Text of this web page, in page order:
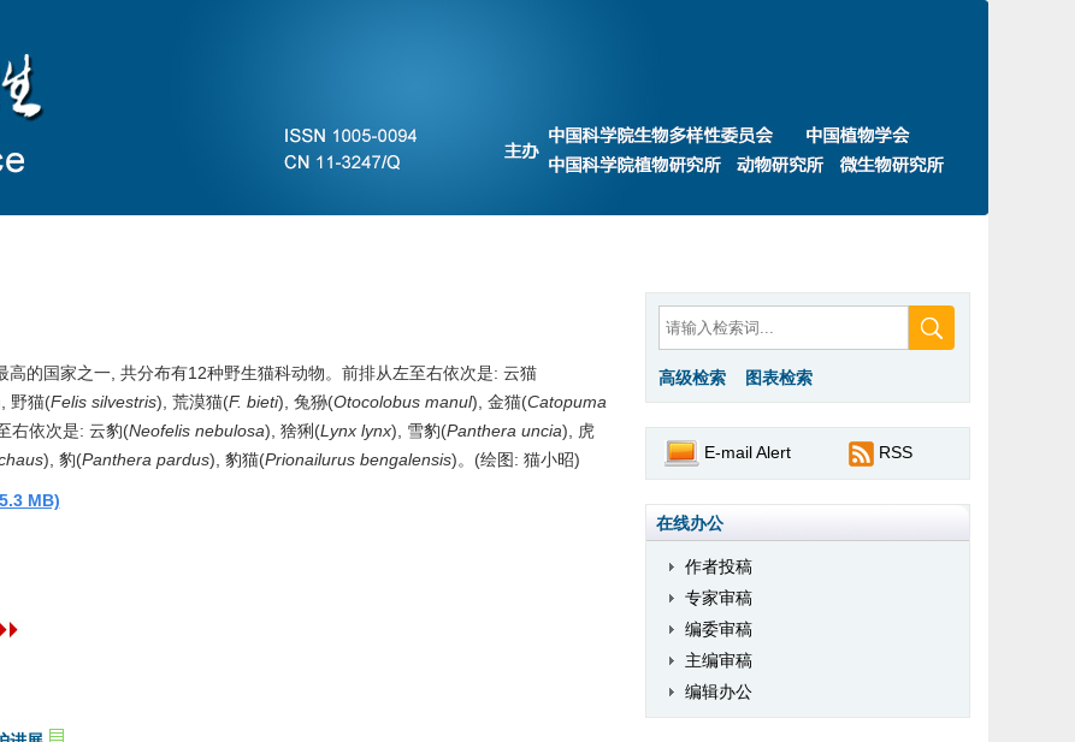
高的国家之一, 共分布有12种野生猫科动物。前排从左至右依次是: 云猫
野猫(Felis silvestris), 荒漠猫(F. bieti), 兔狲(Otocolobus manul), 金猫(Catopuma
右依次是: 云豹(Neofelis nebulosa), 猞猁(Lynx lynx), 雪豹(Panthera uncia), 虎
), 豹(Panthera pardus), 豹猫(Prionailurus bengalensis)。(绘图: 猫小昭)
MB)
高级检索 图表检索
E-mail Alert RSS
在线办公
作者投稿
专家审稿
编委审稿
主编审稿
编辑办公